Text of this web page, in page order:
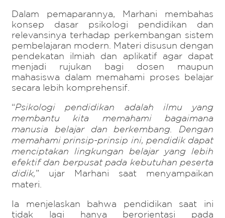
Dalam pemaparannya, Marhani membahas
konsep dasar psikologi pendidikan dan
relevansinya terhadap perkembangan sistem
pembelajaran modern. Materi disusun dengan
pendekatan ilmiah dan aplikatif agar dapat
menjadi rujukan bagi dosen maupun
mahasiswa dalam memahami proses belajar
secara lebih komprehensif.
“Psikologi pendidikan adalah ilmu yang
membantu kita memahami bagaimana
manusia belajar dan berkembang. Dengan
memahami prinsip-prinsip ini, pendidik dapat
menciptakan lingkungan belajar yang lebih
efektif dan berpusat pada kebutuhan peserta
didik,” ujar Marhani saat menyampaikan
materi.
Ia menjelaskan bahwa pendidikan saat ini
tidak lagi hanya berorientasi pada